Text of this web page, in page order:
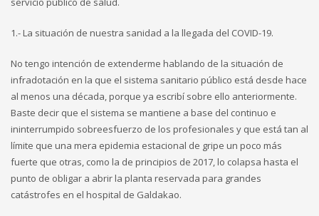
1.- La situación de nuestra sanidad a la llegada del COVID-19.
No tengo intención de extenderme hablando de la situación de
infradotación en la que el sistema sanitario público está desde hace
al menos una década, porque ya escribí sobre ello anteriormente.
Baste decir que el sistema se mantiene a base del continuo e
ininterrumpido sobreesfuerzo de los profesionales y que está tan al
límite que una mera epidemia estacional de gripe un poco más
fuerte que otras, como la de principios de 2017, lo colapsa hasta el
punto de obligar a abrir la planta reservada para grandes
catástrofes en el hospital de Galdakao.